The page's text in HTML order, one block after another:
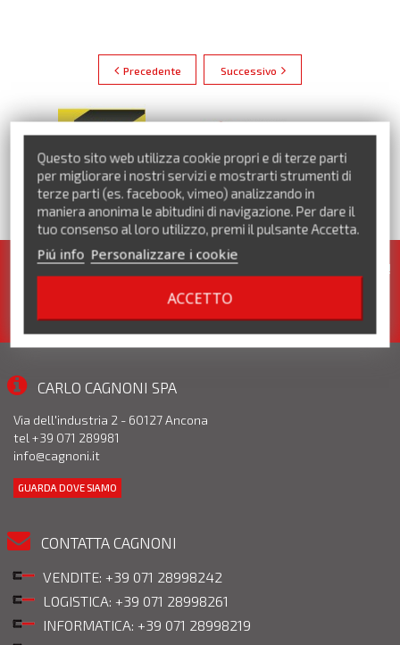
Precedente Successivo
VEDI TUTTI I MARCHI
Iscriviti alla nostra newsletter. Pronte per te tante promozioni!
Questo sito web utilizza cookie propri e di terze parti
per migliorare i nostri servizi e mostrarti strumenti di
terze parti (es. facebook, vimeo) analizzando in
maniera anonima le abitudini di navigazione. Per dare il
tuo consenso al loro utilizzo, premi il pulsante Accetta.
Piú info Personalizzare i cookie
ACCETTO
CARLO CAGNONI SPA
Via dell'industria 2 - 60127 Ancona
tel +39 071 289981
info@cagnoni.it
GUARDA DOVE SIAMO
CONTATTA CAGNONI
VENDITE: +39 071 28998242
LOGISTICA: +39 071 28998261
INFORMATICA: +39 071 28998219